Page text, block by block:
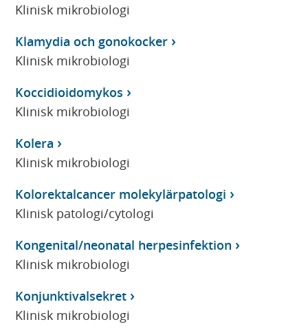
Klinisk mikrobiologi
Klamydia och gonokocker
Klinisk mikrobiologi
Koccidioidomykos
Klinisk mikrobiologi
Kolera
Klinisk mikrobiologi
Kolorektalcancer molekylärpatologi
Klinisk patologi/cytologi
Kongenital/neonatal herpesinfektion
Klinisk mikrobiologi
Konjunktivalsekret
Klinisk mikrobiologi